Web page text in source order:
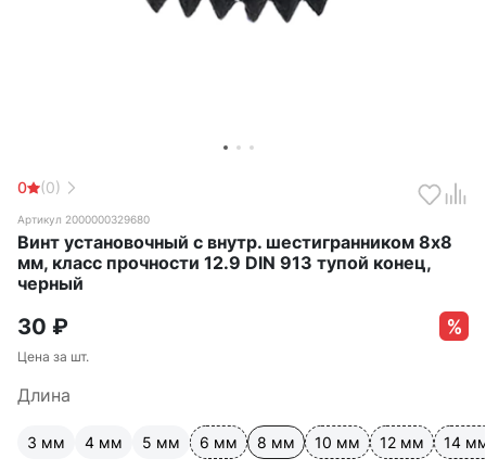
0 (0)
Артикул 2000000329680
Винт установочный с внутр. шестигранником 8х8
мм, класс прочности 12.9 DIN 913 тупой конец,
черный
30 ₽
Цена за шт.
Длина
3 мм 4 мм 5 мм 6 мм 8 мм 10 мм 12 мм 14